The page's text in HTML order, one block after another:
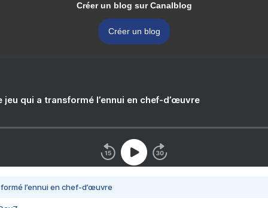
Créer un blog sur Canalblog
Créer un blog
jeu qui a transformé l’ennui en chef-d’œuvre
l’ennui en chef-d’œuvre